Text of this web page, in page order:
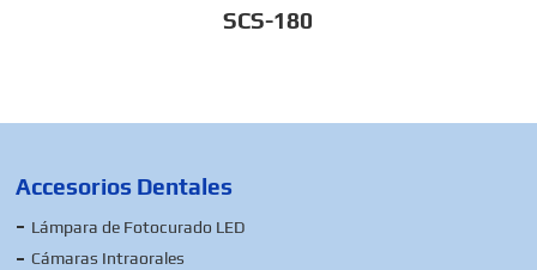
SCS-180
Accesorios Dentales
Lámpara de Fotocurado LED
Cámaras Intraorales